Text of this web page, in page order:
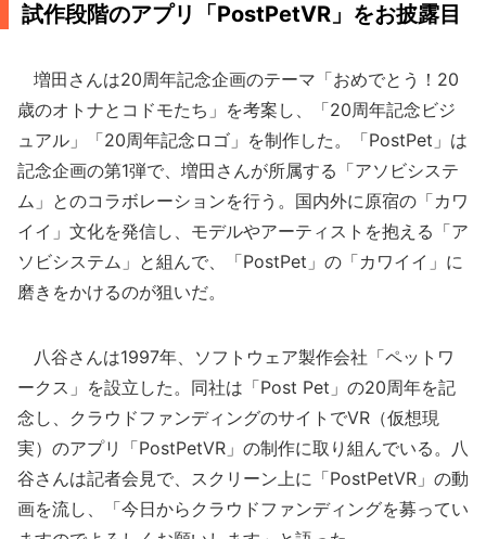
試作段階のアプリ「PostPetVR」をお披露目
増田さんは20周年記念企画のテーマ「おめでとう！20
歳のオトナとコドモたち」を考案し、「20周年記念ビジ
ュアル」「20周年記念ロゴ」を制作した。「PostPet」は
記念企画の第1弾で、増田さんが所属する「アソビシステ
ム」とのコラボレーションを行う。国内外に原宿の「カワ
イイ」文化を発信し、モデルやアーティストを抱える「ア
ソビシステム」と組んで、「PostPet」の「カワイイ」に
磨きをかけるのが狙いだ。
八谷さんは1997年、ソフトウェア製作会社「ペットワ
ークス」を設立した。同社は「Post Pet」の20周年を記
念し、クラウドファンディングのサイトでVR（仮想現
実）のアプリ「PostPetVR」の制作に取り組んでいる。八
谷さんは記者会見で、スクリーン上に「PostPetVR」の動
画を流し、「今日からクラウドファンディングを募ってい